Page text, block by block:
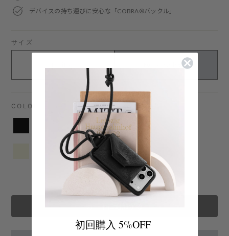
デバイスの持ち運びに安心な「COBRA®バックル」
サイズ
For ラップトップ
COLOR
カートに追加する
初回購入 5%OFF